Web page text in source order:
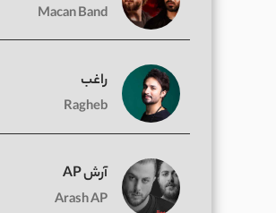
Macan Band
راغب
Ragheb
آرش AP
Arash AP